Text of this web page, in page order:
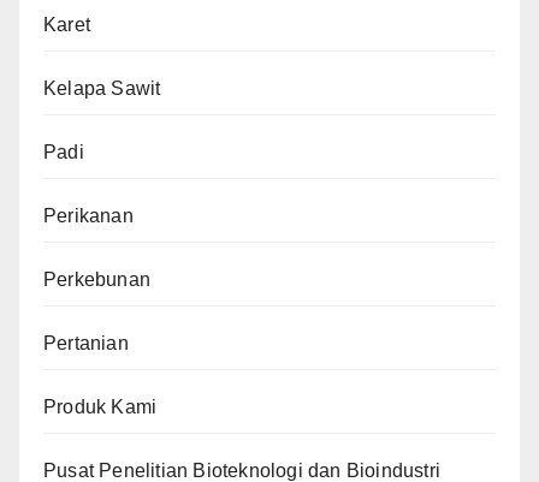
Karet
Kelapa Sawit
Padi
Perikanan
Perkebunan
Pertanian
Produk Kami
Pusat Penelitian Bioteknologi dan Bioindustri